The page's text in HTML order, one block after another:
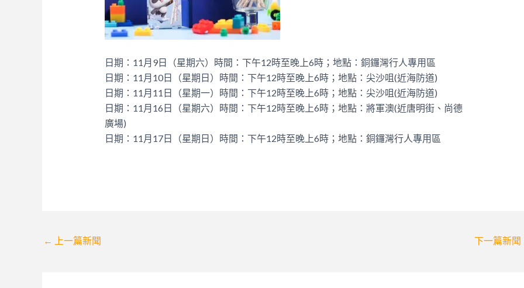
日期：11月9日（星期六）時間：下午12時至晚上6時；地點：銅鑼灣行人專用區
日期：11月10日（星期日）時間：下午12時至晚上6時；地點：尖沙咀(近海防道)
日期：11月11日（星期一）時間：下午12時至晚上6時；地點：尖沙咀(近海防道)
日期：11月16日（星期六）時間：下午12時至晚上6時；地點：將軍澳(近唐明街、尚德
廣場)
日期：11月17日（星期日）時間：下午12時至晚上6時；地點：銅鑼灣行人專用區
Post
← 上一篇新聞 下一篇新聞